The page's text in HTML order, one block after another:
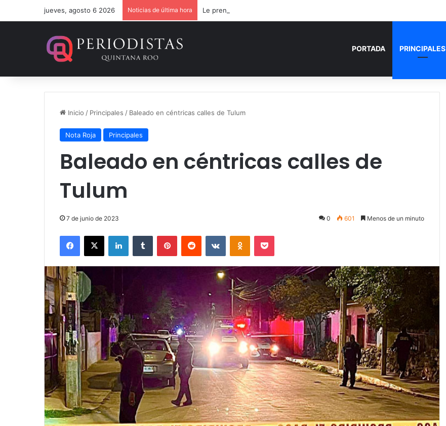
jueves, agosto 6 2026 Noticias de última hora Le prenden fuego a camioneta involucrada en balacera en Carrillo Puerto
PORTADA PRINCIPALES
Inicio / Principales / Baleado en céntricas calles de Tulum
Nota Roja Principales
Baleado en céntricas calles de
Tulum
7 de junio de 2023 0 601 Menos de un minuto
Facebook
X LinkedInTumblr PinterestReddit VKontakteOdnoklassniki
Pocket